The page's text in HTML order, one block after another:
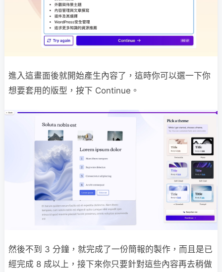
進入這畫面後就開始產生內容了，這時你可以選一下你
想要套用的版型，按下 Continue。
然後不到 3 分鐘，就完成了一份簡報的製作，而且是已
經完成 8 成以上，接下來你只要針對這些內容再去稍做